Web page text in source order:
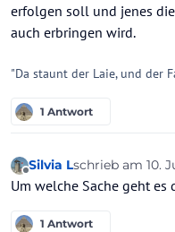
erfolgen soll und jenes
auch erbringen wird.
"Da staunt der Laie, und der
1 Antwort
Offline
Silvia Lschrieb am 10.
zuletzt editiert
Um welche Sache geht es
1 Antwort